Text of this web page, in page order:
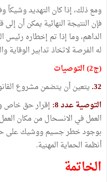
ومع ذلك، إذا كان التهديد وشيكاً
فإن النتيجة النهائية يمكن أن
الداهم، وما إذا تم إخطاره
له الفرصة لاتخاذ تدابير الوقاية
(ج2) التوصيات
32. يتعين أن يتضمن مشروع
التوصية عدد 8:
إقرار حق خاص
العمل في الانسحال من مكان
بوجود خطر جسيم ووشيك على
أنظمة الحماية المهنية.
الخاتمة